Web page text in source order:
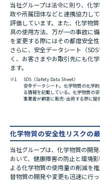
当社グループは法令に則り、化
政や所属団体などと連携協力し
評価しています。また、化学物
具の使用方法、万が一の事故に
を変更する際にはその都度安全
さらに、安全データシート（SDS
く、お客さまやお取引先にも化
ます。
※1
SDS（Safety Data Sheet）
安全データシート。化学物質の化学
る情報を記載している。化学物質の
事業者が顧客に販売･出荷する際に提
化学物質の安全性リスクの
当社グループは、化学物質の開
おいて、健康障害の防止と環境
よる化学物質の使用量の削減を
替物質の開発や変更も迅速に行っ